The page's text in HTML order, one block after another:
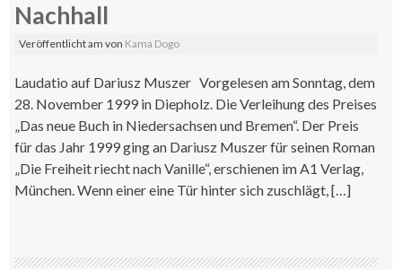
Nachhall
Veröffentlicht amvon Kama Dogo
Laudatio auf Dariusz Muszer Vorgelesen am Sonntag, dem
28. November 1999 in Diepholz. Die Verleihung des Preises
„Das neue Buch in Niedersachsen und Bremen“. Der Preis
für das Jahr 1999 ging an Dariusz Muszer für seinen Roman
„Die Freiheit riecht nach Vanille“, erschienen im A1 Verlag,
München. Wenn einer eine Tür hinter sich zuschlägt, […]